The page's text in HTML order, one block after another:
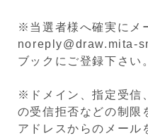
※当選者様へ確実にメ
noreply@draw.mita-
ブックにご登録下さい。
※ドメイン、指定受信
の受信拒否などの制限
アドレスからのメール